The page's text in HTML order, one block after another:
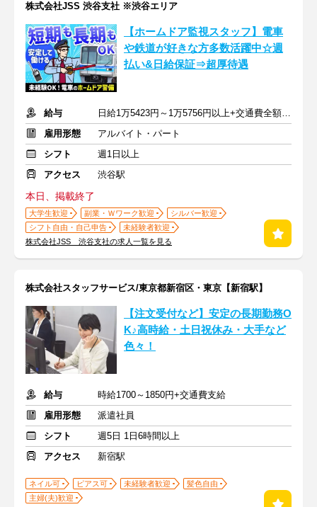
株式会社JSS 渋谷支社 ※渋谷エリア
【ホームドア監視スタッフ】電車
や鉄道が好きな方多数活躍中☆週
払い&日給保証⇒超厚待遇
給与
日給1万5423円～1万5756円以上+交通費全額支給
雇用形態
アルバイト・パート
シフト
週1日以上
アクセス
渋谷駅
本日、掲載終了
大学生歓迎 副業・Ｗワーク歓迎
シルバー歓迎
シフト自由・自己申告
未経験者歓迎
株式会社JSS 渋谷支社の求人一覧を見る
株式会社スタッフサービス/東京都新宿区・東京【新宿駅】
【注文受付など】安定の長期勤務O
K♪高時給・土日祝休み・大手など
色々！
給与
時給1700～1850円+交通費支給
雇用形態
派遣社員
シフト
週5日 1日6時間以上
アクセス
新宿駅
ネイル可 ピアス可 未経験者歓迎
髪色自由
主婦(夫)歓迎